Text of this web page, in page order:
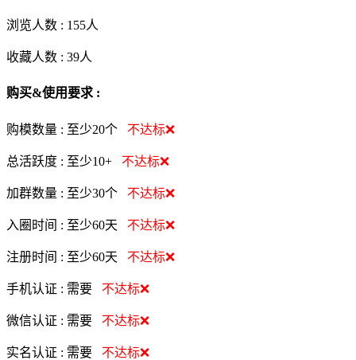
浏览人数 : 155人
收藏人数 : 39人
购买&使用要求 :
购模数量 : 至少20个 不达标❌
总活跃度 : 至少10+ 不达标❌
加群数量 : 至少30个 不达标❌
入圈时间 : 至少60天 不达标❌
注册时间 : 至少60天 不达标❌
手机认证 : 需要 不达标❌
微信认证 : 需要 不达标❌
实名认证 : 需要 不达标❌